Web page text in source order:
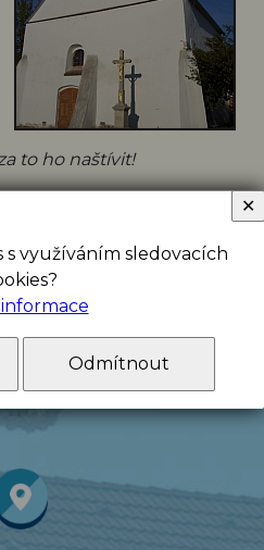
to ho naštívit!
využíváním sledovacích
Odmítnout
✕